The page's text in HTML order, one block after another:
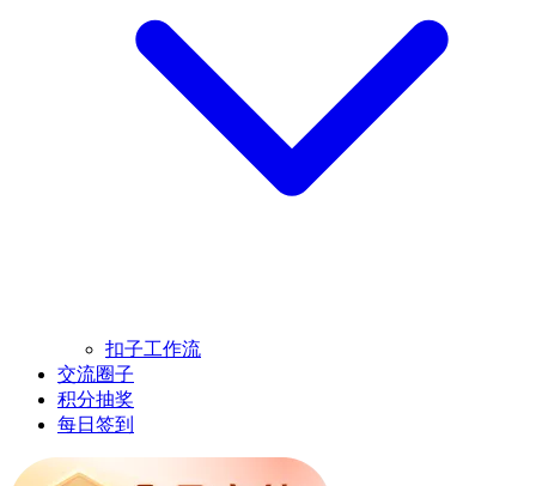
扣子工作流
交流圈子
积分抽奖
每日签到